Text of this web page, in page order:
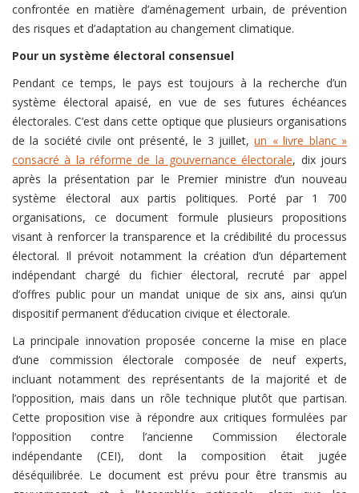
confrontée en matière d’aménagement urbain, de prévention
des risques et d’adaptation au changement climatique.
Pour un système électoral consensuel
Pendant ce temps, le pays est toujours à la recherche d’un
système électoral apaisé, en vue de ses futures échéances
électorales. C’est dans cette optique que plusieurs organisations
de la société civile ont présenté, le 3 juillet,un « livre blanc »
consacré à la réforme de la gouvernance électorale, dix jours
après la présentation par le Premier ministre d’un nouveau
système électoral aux partis politiques. Porté par 1 700
organisations, ce document formule plusieurs propositions
visant à renforcer la transparence et la crédibilité du processus
électoral. Il prévoit notamment la création d’un département
indépendant chargé du fichier électoral, recruté par appel
d’offres public pour un mandat unique de six ans, ainsi qu’un
dispositif permanent d’éducation civique et électorale.
La principale innovation proposée concerne la mise en place
d’une commission électorale composée de neuf experts,
incluant notamment des représentants de la majorité et de
l’opposition, mais dans un rôle technique plutôt que partisan.
Cette proposition vise à répondre aux critiques formulées par
l’opposition contre l’ancienne Commission électorale
indépendante (CEI), dont la composition était jugée
déséquilibrée. Le document est prévu pour être transmis au